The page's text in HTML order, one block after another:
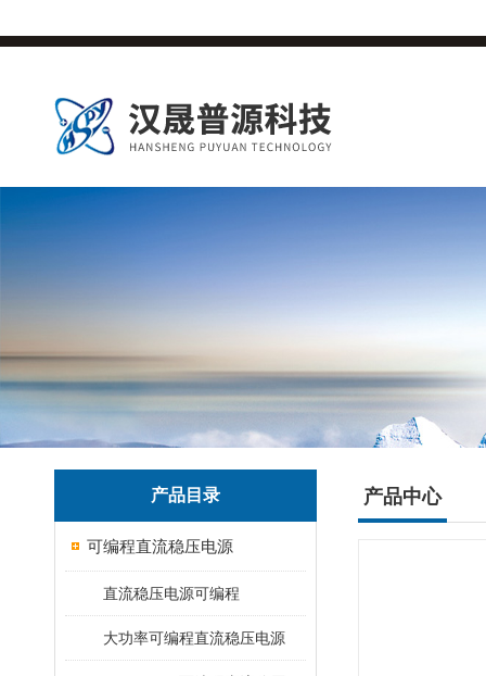
产品目录
可编程直流稳压电源
直流稳压电源可编程
大功率可编程直流稳压电源
产品中心